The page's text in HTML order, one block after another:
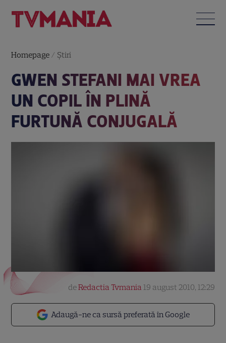
Homepage / Știri
GWEN STEFANI MAI VREA
UN COPIL ÎN PLINĂ
FURTUNĂ CONJUGALĂ
Adaugă-ne ca sursă preferată în Google
deRedactia Tvmania 19 august 2010, 12:29